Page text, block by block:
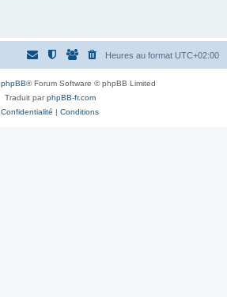
Heures au format UTC+02:00
phpBB® Forum Software © phpBB Limited
Traduit parphpBB-fr.com
Confidentialité | Conditions